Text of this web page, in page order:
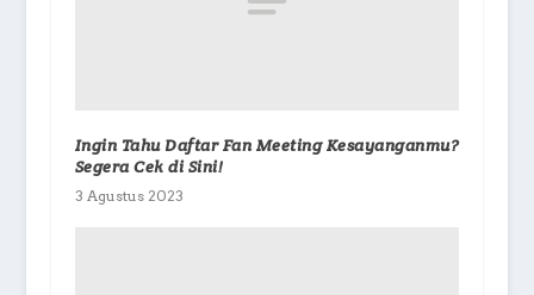
Ingin Tahu Daftar Fan Meeting Kesayanganmu?
Segera Cek di Sini!
3 Agustus 2023